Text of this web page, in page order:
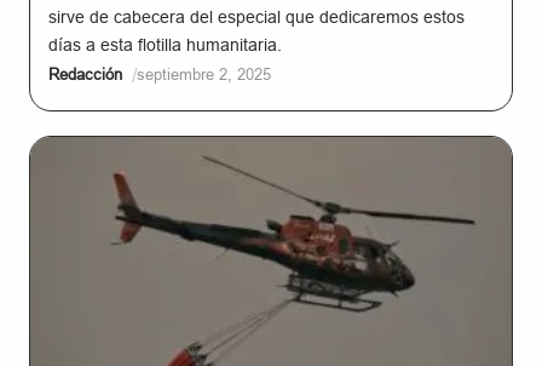
sirve de cabecera del especial que dedicaremos estos
días a esta flotilla humanitaria.
Redacción /septiembre 2, 2025